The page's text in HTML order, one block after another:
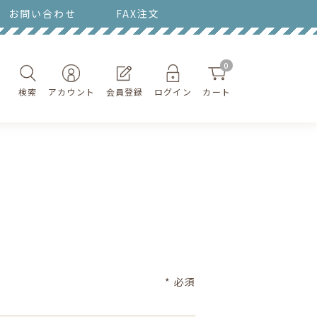
お問い合わせ FAX注文
検索 アカウント 会員登録 ログイン
0
カート
* 必須